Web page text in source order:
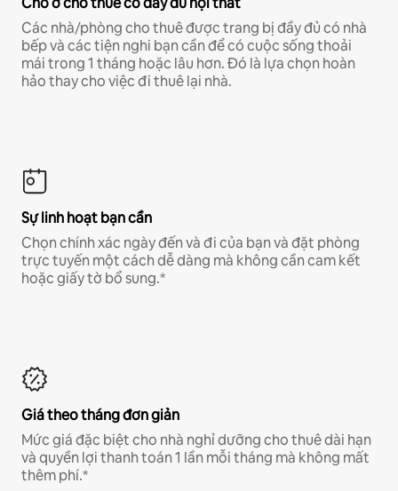
Các nhà/phòng cho thuê được trang bị đầy đủ có nhà
bếp và các tiện nghi bạn cần để có cuộc sống thoải
mái trong 1 tháng hoặc lâu hơn. Đó là lựa chọn hoàn
hảo thay cho việc đi thuê lại nhà.
Sự linh hoạt bạn cần
Chọn chính xác ngày đến và đi của bạn và đặt phòng
trực tuyến một cách dễ dàng mà không cần cam kết
hoặc giấy tờ bổ sung.*
Giá theo tháng đơn giản
Mức giá đặc biệt cho nhà nghỉ dưỡng cho thuê dài hạn
và quyền lợi thanh toán 1 lần mỗi tháng mà không mất
thêm phí.*